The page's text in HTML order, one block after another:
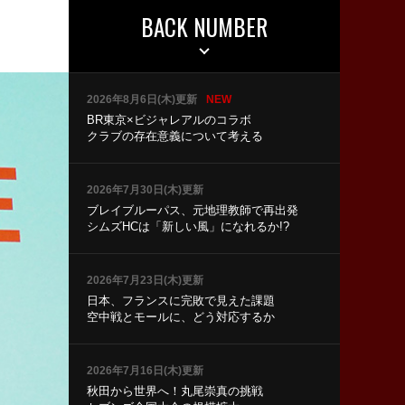
BACK NUMBER
2026年8月6日(木)更新 NEW
BR東京×ビジャレアルのコラボ
クラブの存在意義について考える
2026年7月30日(木)更新
ブレイブルーパス、元地理教師で再出発
シムズHCは「新しい風」になれるか!?
2026年7月23日(木)更新
日本、フランスに完敗で見えた課題
空中戦とモールに、どう対応するか
2026年7月16日(木)更新
秋田から世界へ！丸尾崇真の挑戦